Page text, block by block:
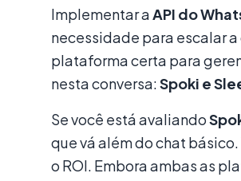
Implementar aAPI do
necessidade para escalar
plataforma certa para
nesta conversa:Spoki e
Se você está avaliando
que vá além do chat
o ROI. Embora ambas as